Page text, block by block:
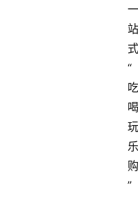
一
站
式
“
吃
喝
玩
乐
购
”